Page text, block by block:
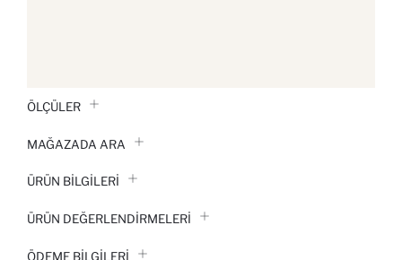
ÖLÇÜLER
MAĞAZADA ARA
ÜRÜN BILGILERI
ÜRÜN DEĞERLENDİRMELERİ
ÖDEME BİLGİLERİ